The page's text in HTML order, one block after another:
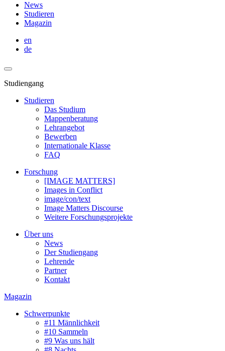
News
Studieren
Magazin
en
de
Studiengang
Studieren
Das Studium
Mappenberatung
Lehrangebot
Bewerben
Internationale Klasse
FAQ
Forschung
[IMAGE MATTERS]
Images in Conflict
image/con/text
Image Matters Discourse
Weitere Forschungsprojekte
Über uns
News
Der Studiengang
Lehrende
Partner
Kontakt
Magazin
Schwerpunkte
#11 Männlichkeit
#10 Sammeln
#9 Was uns hält